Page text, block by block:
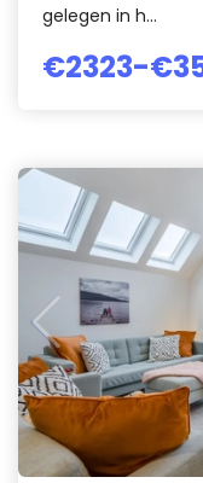
gelegen in h...
€2323-€